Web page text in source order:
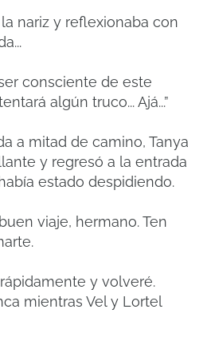
nariz y reflexionaba con
consciente de este
algún truco... Ajá...”
a mitad de camino, Tanya
y regresó a la entrada
estado despidiendo.
viaje, hermano. Ten
y volveré.
mientras Vel y Lortel